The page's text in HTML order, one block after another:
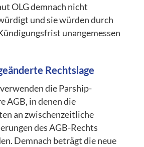
OLG demnach nicht
und sie würden durch
unangemessen
Rechtslage
die Parship-
AGB, in denen die
an zwischenzeitliche
des AGB-Rechts
Demnach beträgt die neue